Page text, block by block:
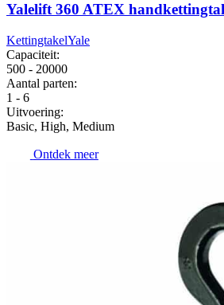
Yalelift 360 ATEX
KettingtakelYale
Capaciteit:
500 - 20000
Aantal parten:
1 - 6
Uitvoering:
Basic, High, Medium
Ontdek meer